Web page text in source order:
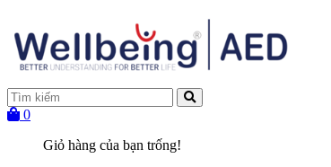
0
Giỏ hàng của bạn trống!